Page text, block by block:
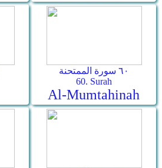
٦٠ سورة الممتحنة
60. Surah
Al-Mumtahinah